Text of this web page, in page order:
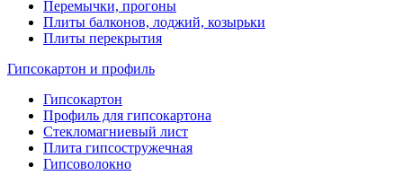
Перемычки, прогоны
Плиты балконов, лоджий, козырьки
Плиты перекрытия
Гипсокартон и профиль
Гипсокартон
Профиль для гипсокартона
Стекломагниевый лист
Плита гипсостружечная
Гипсоволокно